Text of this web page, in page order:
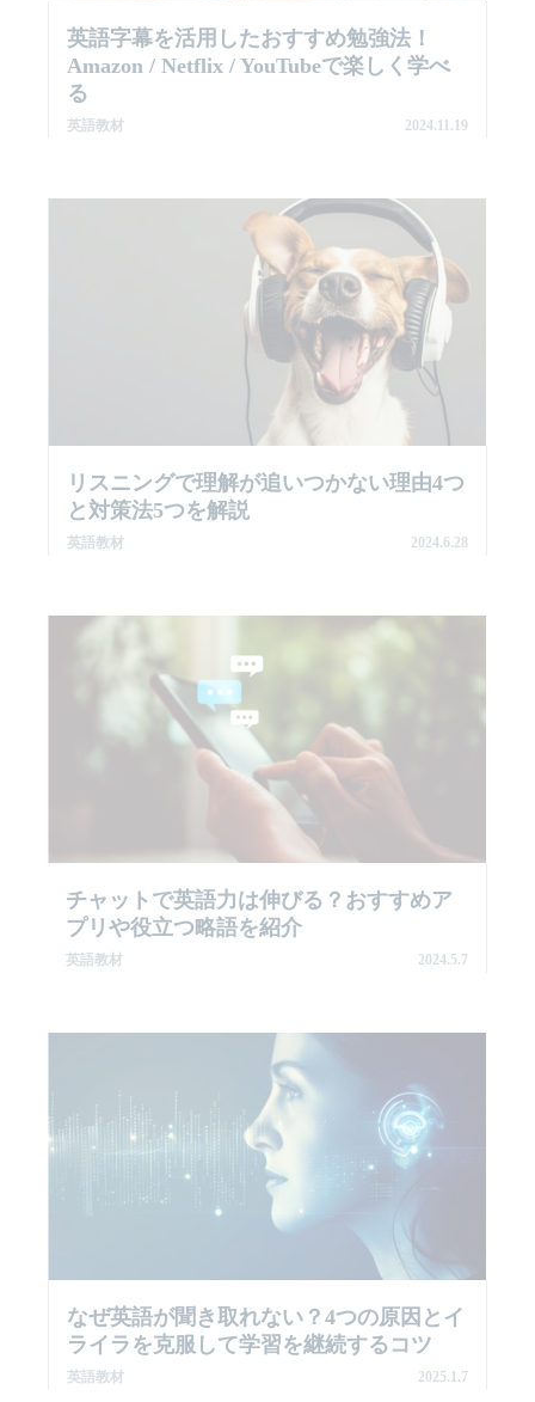
英語字幕を活用したおすすめ勉強法！
Amazon / Netflix / YouTubeで楽しく学べ
る
英語教材 2024.11.19
リスニングで理解が追いつかない理由4つ
と対策法5つを解説
英語教材 2024.6.28
チャットで英語力は伸びる？おすすめア
プリや役立つ略語を紹介
英語教材 2024.5.7
なぜ英語が聞き取れない？4つの原因とイ
ライラを克服して学習を継続するコツ
英語教材 2025.1.7